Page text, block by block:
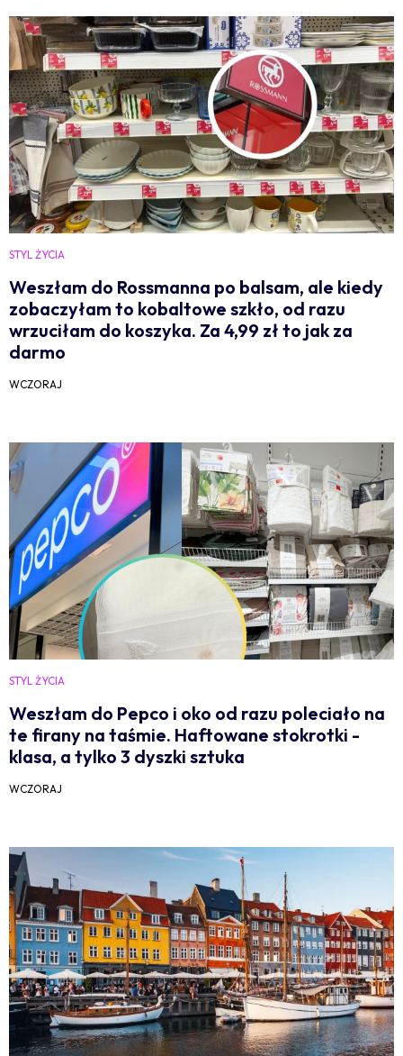
STYL ŻYCIA
Weszłam do Rossmanna po balsam, ale kiedy
zobaczyłam to kobaltowe szkło, od razu
wrzuciłam do koszyka. Za 4,99 zł to jak za
darmo
WCZORAJ
STYL ŻYCIA
Weszłam do Pepco i oko od razu poleciało na
te firany na taśmie. Haftowane stokrotki -
klasa, a tylko 3 dyszki sztuka
WCZORAJ